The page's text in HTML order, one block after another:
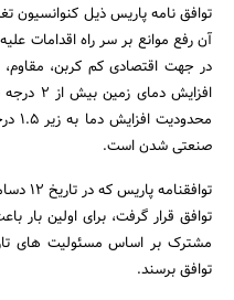
آن رفع موانع بر سر راه اقدامات
در جهت اقتصادی کم کربن، مقاوم،
افزایش
صنعتی شدن است.
توافق قرار گرفت، برای اولین بار
مشترک بر اساس مسئولیت های
توافق برسند.